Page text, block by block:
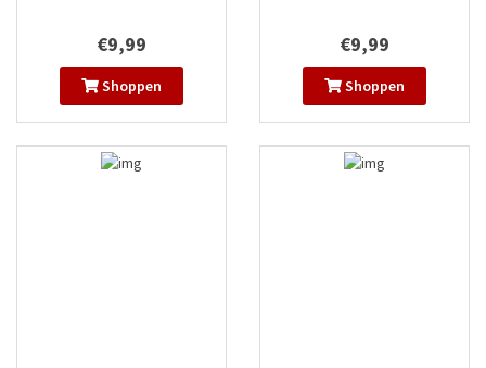
€9,99
Shoppen
€9,99
Shoppen